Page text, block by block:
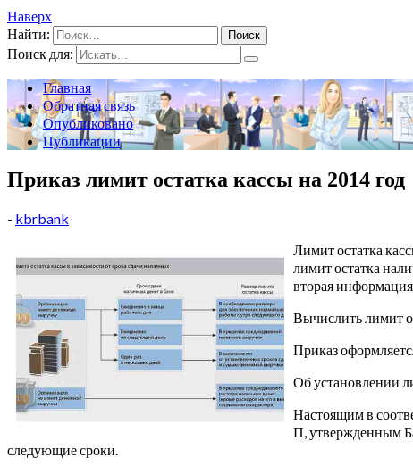
Наверх
Найти:
Поиск для:
Главная
Обратная связь
Опубликовано
Публикации
Приказ лимит остатка кассы на 2014 год
- kbrbank
Лимит остатка
лимит остатка
вторая
Вычислить лимит
Приказ
Об установлении
Настоящим в
П, утвержденным
следующие сроки.